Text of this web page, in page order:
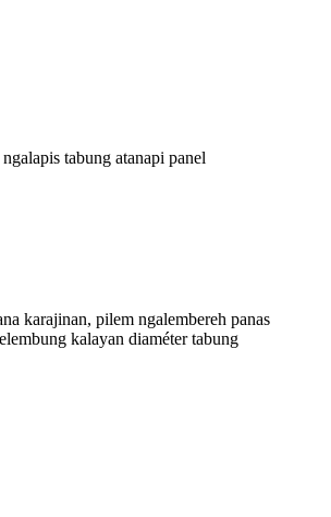
tabung atanapi panel
karajinan, pilem ngalembereh panas
kalayan diaméter tabung